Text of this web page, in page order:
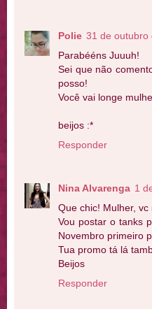
Polie 31 de outubro
Parabééns Juuuh!
Sei que não
posso!
Você vai longe
beijos :*
Responder
Nina Alvarenga 1
Que chic! Mulher,
Vou postar o tanks
Novembro primeiro
Tua promo tá lá
Beijos
Responder